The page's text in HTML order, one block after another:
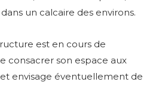
un calcaire des environs.
est en cours de
consacrer son espace aux
envisage éventuellement de